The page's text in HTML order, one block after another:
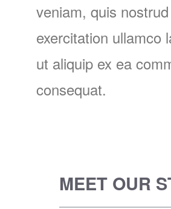
veniam, quis nostrud
exercitation ullamco
ut aliquip ex ea
consequat.
MEET OUR